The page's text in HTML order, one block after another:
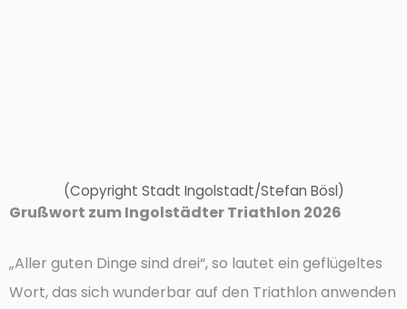
(Copyright Stadt Ingolstadt/Stefan Bösl)
Grußwort zum Ingolstädter Triathlon 2026
„Aller guten Dinge sind drei“, so lautet ein geflügeltes
Wort, das sich wunderbar auf den Triathlon anwenden